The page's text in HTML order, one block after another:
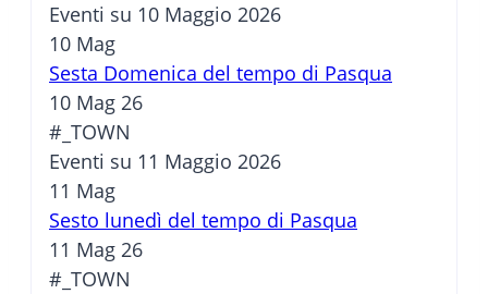
Eventi su 10 Maggio 2026
10 Mag
Sesta Domenica del tempo di Pasqua
10 Mag 26
#_TOWN
Eventi su 11 Maggio 2026
11 Mag
Sesto lunedì del tempo di Pasqua
11 Mag 26
#_TOWN